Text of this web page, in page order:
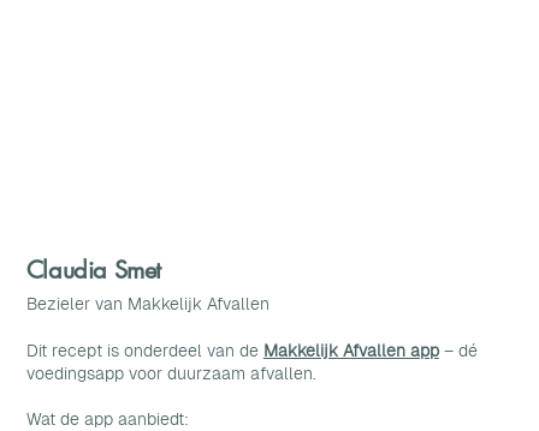
Claudia Smet
Bezieler van Makkelijk Afvallen
Dit recept is onderdeel van de Makkelijk Afvallen app– dé
voedingsapp voor duurzaam afvallen.
Wat de app aanbiedt: